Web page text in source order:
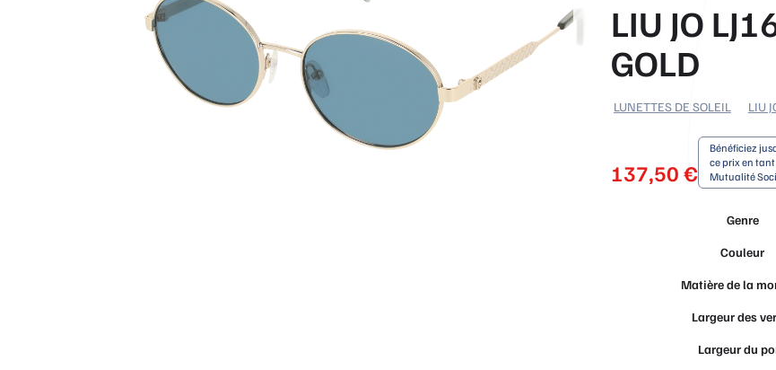
LIU JO
GOLD
LUNETTES DE SOLEIL LIU
137,50 €
Bénéficiez
ce prix en
Mutualité
Genre
Couleur
Matière de la
Largeur des
Largeur du